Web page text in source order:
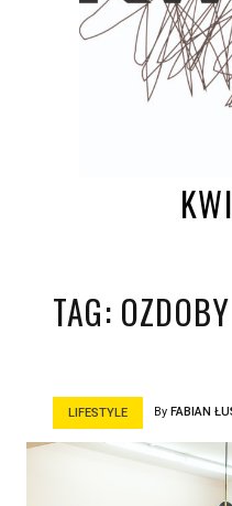
TAG: OZDOBY
LIFESTYLE By FABIAN